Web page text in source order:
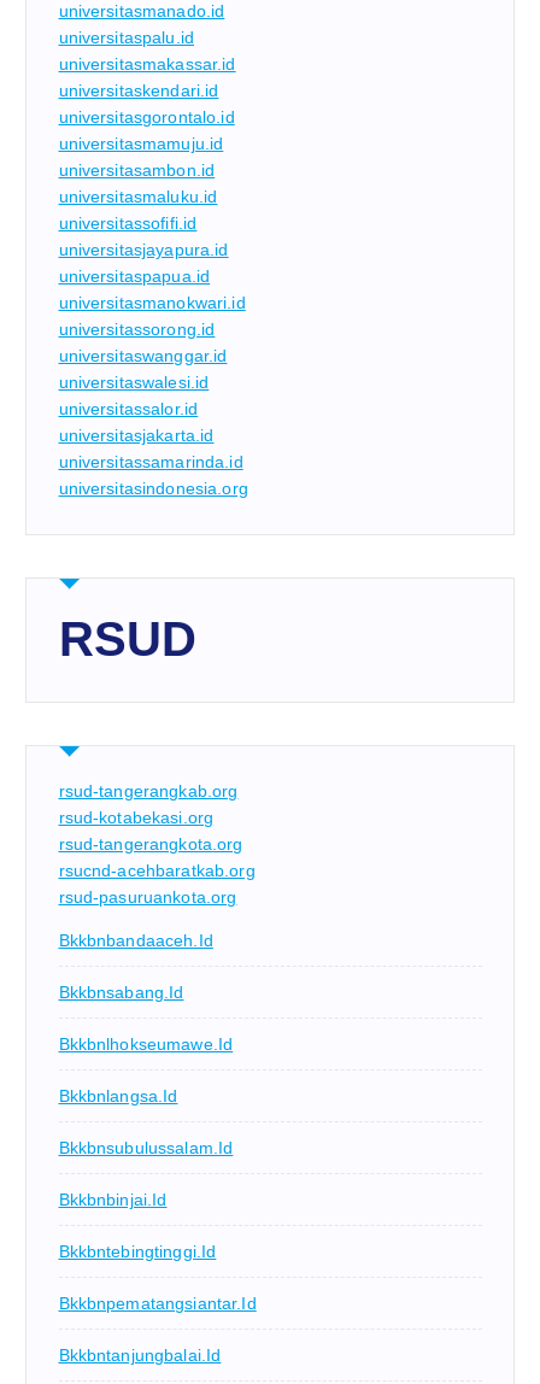
universitasmanado.id
universitaspalu.id
universitasmakassar.id
universitaskendari.id
universitasgorontalo.id
universitasmamuju.id
universitasambon.id
universitasmaluku.id
universitassofifi.id
universitasjayapura.id
universitaspapua.id
universitasmanokwari.id
universitassorong.id
universitaswanggar.id
universitaswalesi.id
universitassalor.id
universitasjakarta.id
universitassamarinda.id
universitasindonesia.org
RSUD
rsud-tangerangkab.org
rsud-kotabekasi.org
rsud-tangerangkota.org
rsucnd-acehbaratkab.org
rsud-pasuruankota.org
Bkkbnbandaaceh.id
Bkkbnsabang.id
Bkkbnlhokseumawe.id
Bkkbnlangsa.id
Bkkbnsubulussalam.id
Bkkbnbinjai.id
Bkkbntebingtinggi.id
Bkkbnpematangsiantar.id
Bkkbntanjungbalai.id